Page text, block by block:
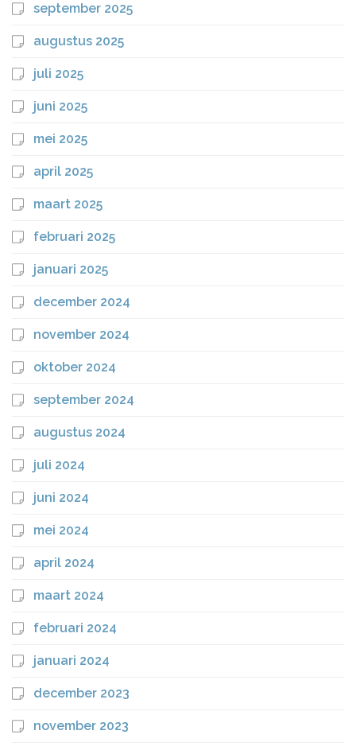
september 2025
augustus 2025
juli 2025
juni 2025
mei 2025
april 2025
maart 2025
februari 2025
januari 2025
december 2024
november 2024
oktober 2024
september 2024
augustus 2024
juli 2024
juni 2024
mei 2024
april 2024
maart 2024
februari 2024
januari 2024
december 2023
november 2023